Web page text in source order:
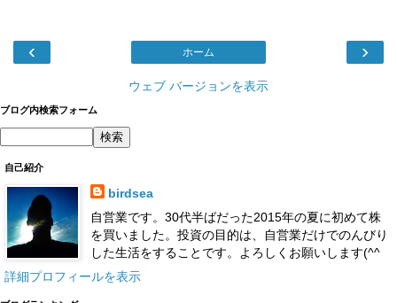
‹ ›
ホーム
ウェブ バージョンを表示
ブログ内検索フォーム
自己紹介
birdsea
自営業です。30代半ばだった2015年の夏に初めて株
を買いました。投資の目的は、自営業だけでのんびり
した生活をすることです。よろしくお願いします(^^
詳細プロフィールを表示